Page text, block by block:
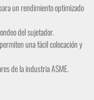
un rendimiento optimizado
del sujetador.
una fácil colocación y
de la industria ASME.